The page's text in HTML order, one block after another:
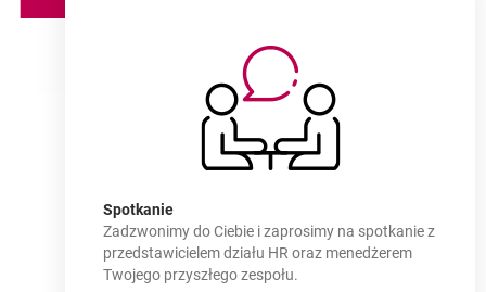
Spotkanie
Zadzwonimy do Ciebie i zaprosimy na spotkanie z
przedstawicielem działu HR oraz menedżerem
Twojego przyszłego zespołu.